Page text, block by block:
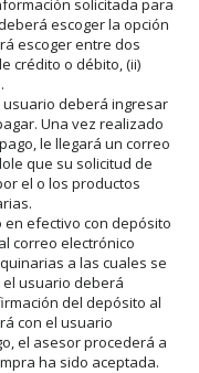
solicitada para
escoger la opción
escoger entre dos
crédito o débito, (ii)
usuario deberá ingresar
Una vez realizado
le llegará un correo
que su solicitud de
el o los productos
en efectivo con depósito
correo electrónico
a las cuales se
usuario deberá
del depósito al
con el usuario
el asesor procederá a
ha sido aceptada.